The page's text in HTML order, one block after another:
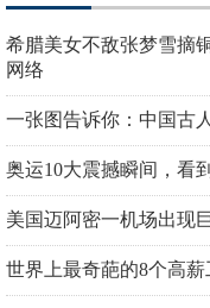
希腊美女不敌张梦雪摘
网络
一张图告诉你：中国古
奥运10大震撼瞬间，看
美国迈阿密一机场出现
世界上最奇葩的8个高